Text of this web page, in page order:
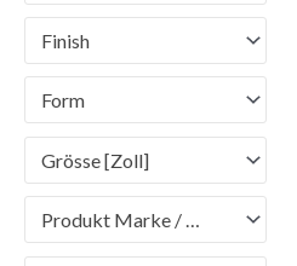
Finish
Form
Grösse [Zoll]
Produkt Marke / Brand